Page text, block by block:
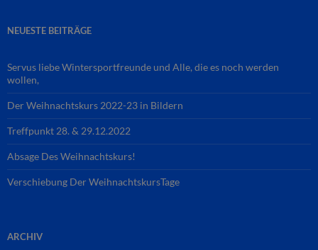
NEUESTE BEITRÄGE
Servus liebe Wintersportfreunde und Alle, die es noch werden
wollen,
Der Weihnachtskurs 2022-23 in Bildern
Treffpunkt 28. & 29.12.2022
Absage Des Weihnachtskurs!
Verschiebung Der WeihnachtskursTage
ARCHIV